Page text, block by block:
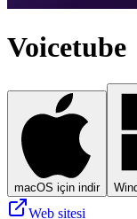
Voicetube
macOS için indir
Web sitesi